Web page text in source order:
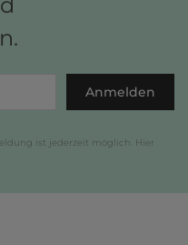
Anmelden
ist jederzeit möglich. Hier